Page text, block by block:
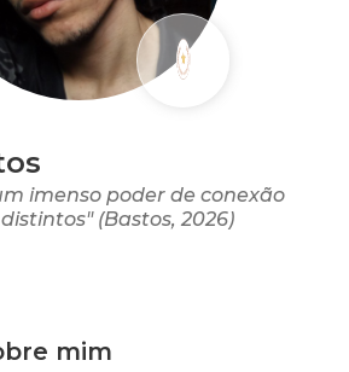
imenso poder de conexão
(Bastos, 2026)
mim